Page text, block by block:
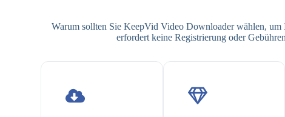
Warum sollten Sie KeepVid Video Downloader wählen,
erfordert keine Registrierung oder